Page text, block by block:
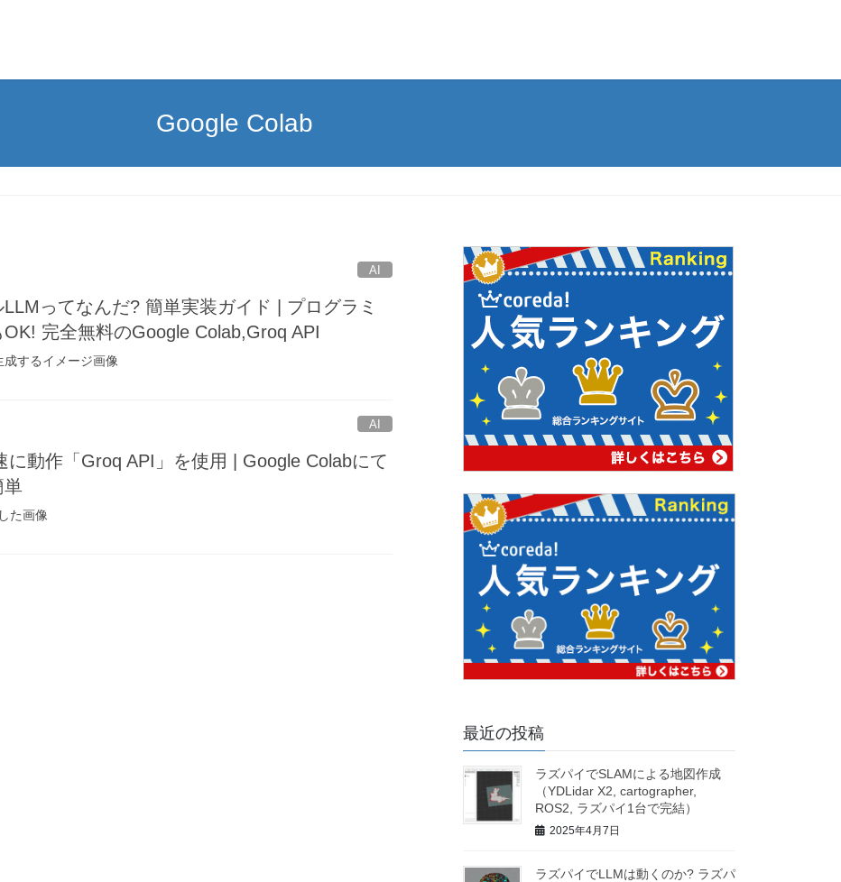
Google Colab
AI
ってなんだ? 簡単実装ガイド | プログラミ
完全無料のGoogle Colab,Groq API
するイメージ画像
AI
に動作「Groq API」を使用 | Google Colabにて
単
た画像
最近の投稿
ラズパイでSLAMによる地図作成
（YDLidar X2, cartographer,
ROS2, ラズパイ1台で完結）
2025年4月7日
ラズパイでLLMは動くのか? ラズパ